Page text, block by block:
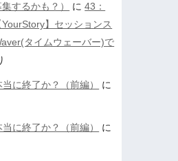
するかも？）
に43：
】セッションス
タイムウェーバー)で
に終了か？（前編）
に
に終了か？（前編）
に